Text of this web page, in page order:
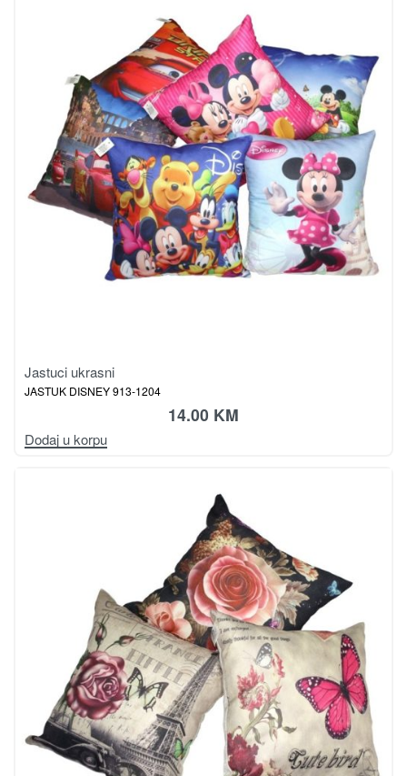
Jastuci ukrasni
JASTUK DISNEY 913-1204
14.00 KM
Dodaj u korpu